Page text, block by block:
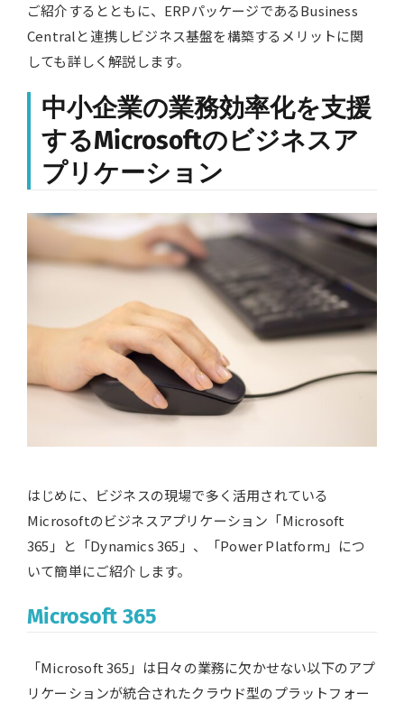
ご紹介するとともに、ERPパッケージであるBusiness
Centralと連携しビジネス基盤を構築するメリットに関
しても詳しく解説します。
中小企業の業務効率化を支援
するMicrosoftのビジネスア
プリケーション
はじめに、ビジネスの現場で多く活用されている
Microsoftのビジネスアプリケーション「Microsoft
365」と「Dynamics 365」、「Power Platform」につ
いて簡単にご紹介します。
Microsoft 365
「Microsoft 365」は日々の業務に欠かせない以下のアプ
リケーションが統合されたクラウド型のプラットフォー